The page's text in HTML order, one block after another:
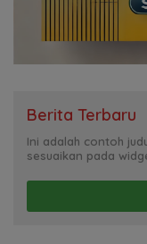
Berita Terbaru
Ini adalah contoh
sesuaikan pada